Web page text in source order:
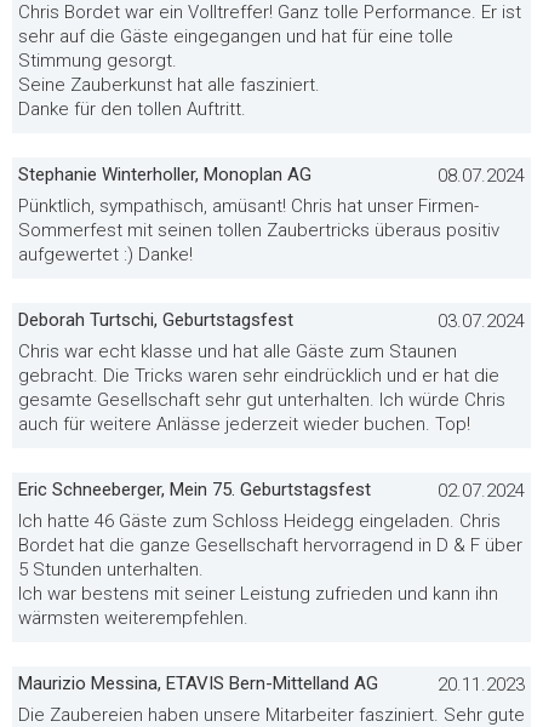
Chris Bordet war ein Volltreffer! Ganz tolle Performance. Er ist
sehr auf die Gäste eingegangen und hat für eine tolle
Stimmung gesorgt.
Seine Zauberkunst hat alle fasziniert.
Danke für den tollen Auftritt.
Stephanie Winterholler, Monoplan AG
08.07.2024
Pünktlich, sympathisch, amüsant! Chris hat unser Firmen-
Sommerfest mit seinen tollen Zaubertricks überaus positiv
aufgewertet :) Danke!
Deborah Turtschi, Geburtstagsfest
03.07.2024
Chris war echt klasse und hat alle Gäste zum Staunen
gebracht. Die Tricks waren sehr eindrücklich und er hat die
gesamte Gesellschaft sehr gut unterhalten. Ich würde Chris
auch für weitere Anlässe jederzeit wieder buchen. Top!
Eric Schneeberger, Mein 75. Geburtstagsfest
02.07.2024
Ich hatte 46 Gäste zum Schloss Heidegg eingeladen. Chris
Bordet hat die ganze Gesellschaft hervorragend in D & F über
5 Stunden unterhalten.
Ich war bestens mit seiner Leistung zufrieden und kann ihn
wärmsten weiterempfehlen.
Maurizio Messina, ETAVIS Bern-Mittelland AG
20.11.2023
Die Zaubereien haben unsere Mitarbeiter fasziniert. Sehr gute